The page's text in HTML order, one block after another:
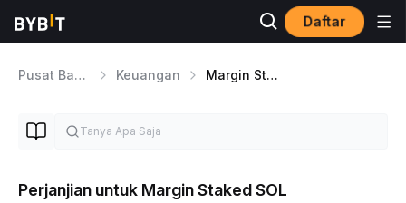
Daftar
Pusat Bantuan Keuangan Margin Staked SOL
Perjanjian untuk Margin Staked SOL